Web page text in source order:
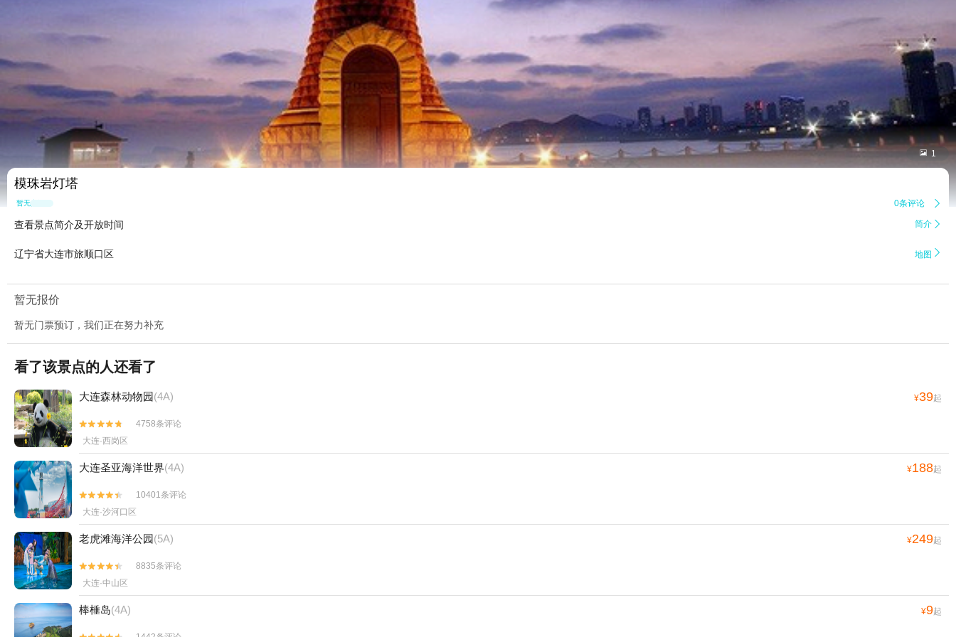
 1
模珠岩灯塔
暂无点评 0条评论 
查看景点简介及开放时间 简介 
辽宁省大连市旅顺口区 地图 
暂无报价
暂无门票预订，我们正在努力补充
看了该景点的人还看了
大连森林动物园(4A) ¥39起


4758条评论
大连·西岗区
大连圣亚海洋世界(4A) ¥188起


10401条评论
大连·沙河口区
老虎滩海洋公园(5A) ¥249起


8835条评论
大连·中山区
棒棰岛(4A) ¥9起